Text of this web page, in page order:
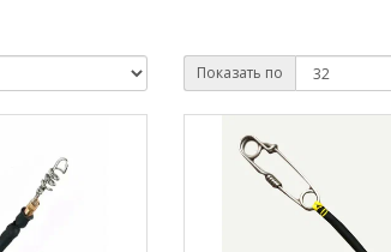
Показать по